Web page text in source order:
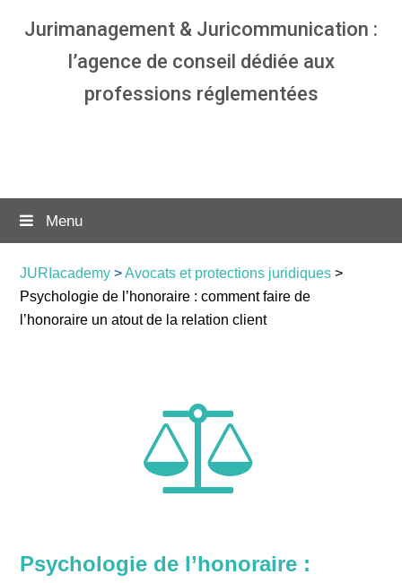
Jurimanagement & Juricommunication :
l’agence de conseil dédiée aux
professions réglementées
Menu
JURIacademy > Avocats et protections juridiques >
Psychologie de l’honoraire : comment faire de
l’honoraire un atout de la relation client
Psychologie de l’honoraire :